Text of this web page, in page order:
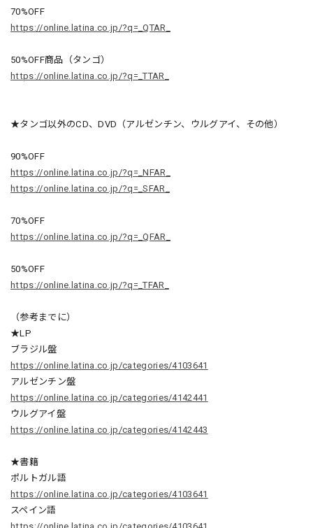
70%OFF
https://online.latina.co.jp/?q=_QTAR_
50%OFF商品（タンゴ）
https://online.latina.co.jp/?q=_TTAR_
★タンゴ以外のCD、DVD（アルゼンチン、ウルグアイ、その他）
90%OFF
https://online.latina.co.jp/?q=_NFAR_
https://online.latina.co.jp/?q=_SFAR_
70%OFF
https://online.latina.co.jp/?q=_QFAR_
50%OFF
https://online.latina.co.jp/?q=_TFAR_
（参考までに）
★LP
ブラジル盤
https://online.latina.co.jp/categories/4103641
アルゼンチン盤
https://online.latina.co.jp/categories/4142441
ウルグアイ盤
https://online.latina.co.jp/categories/4142443
★書籍
ポルトガル語
https://online.latina.co.jp/categories/4103641
スペイン語